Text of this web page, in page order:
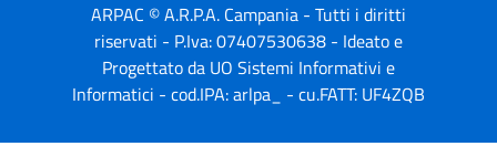
ARPAC © A.R.P.A. Campania - Tutti i diritti
riservati - P.Iva: 07407530638 - Ideato e
Progettato da UO Sistemi Informativi e
Informatici - cod.IPA: arlpa_ - cu.FATT: UF4ZQB